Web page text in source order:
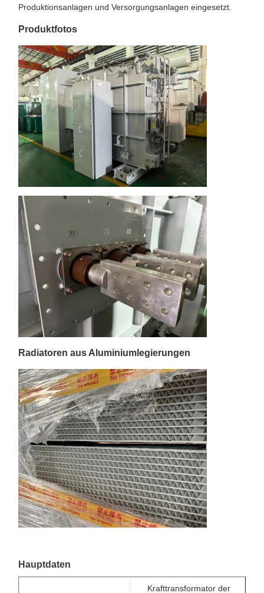
Produktionsanlagen und Versorgungsanlagen eingesetzt.
Produktfotos
Radiatoren aus Aluminiumlegierungen
Hauptdaten
Krafttransformator der